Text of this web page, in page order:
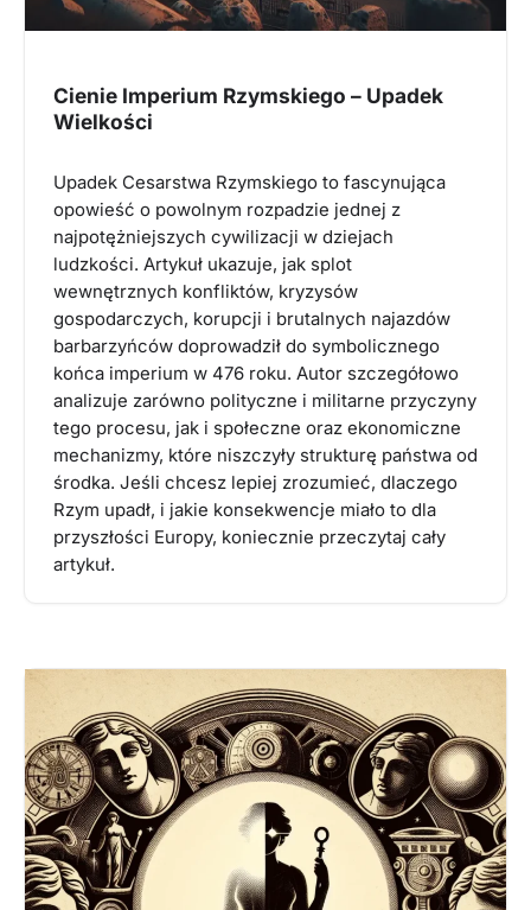
Cienie Imperium Rzymskiego – Upadek
Wielkości
Upadek Cesarstwa Rzymskiego to fascynująca
opowieść o powolnym rozpadzie jednej z
najpotężniejszych cywilizacji w dziejach
ludzkości. Artykuł ukazuje, jak splot
wewnętrznych konfliktów, kryzysów
gospodarczych, korupcji i brutalnych najazdów
barbarzyńców doprowadził do symbolicznego
końca imperium w 476 roku. Autor szczegółowo
analizuje zarówno polityczne i militarne przyczyny
tego procesu, jak i społeczne oraz ekonomiczne
mechanizmy, które niszczyły strukturę państwa od
środka. Jeśli chcesz lepiej zrozumieć, dlaczego
Rzym upadł, i jakie konsekwencje miało to dla
przyszłości Europy, koniecznie przeczytaj cały
artykuł.